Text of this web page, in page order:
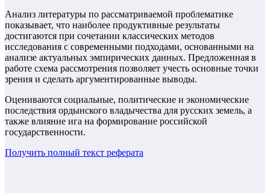
Анализ литературы по рассматриваемой проблематике
показывает, что наиболее продуктивные результаты
достигаются при сочетании классических методов
исследования с современными подходами, основанными на
анализе актуальных эмпирических данных. Предложенная в
работе схема рассмотрения позволяет учесть основные точки
зрения и сделать аргументированные выводы.
Оцениваются социальные, политические и экономические
последствия ордынского владычества для русских земель, а
также влияние ига на формирование российской
государственности.
Получить полный текст реферата